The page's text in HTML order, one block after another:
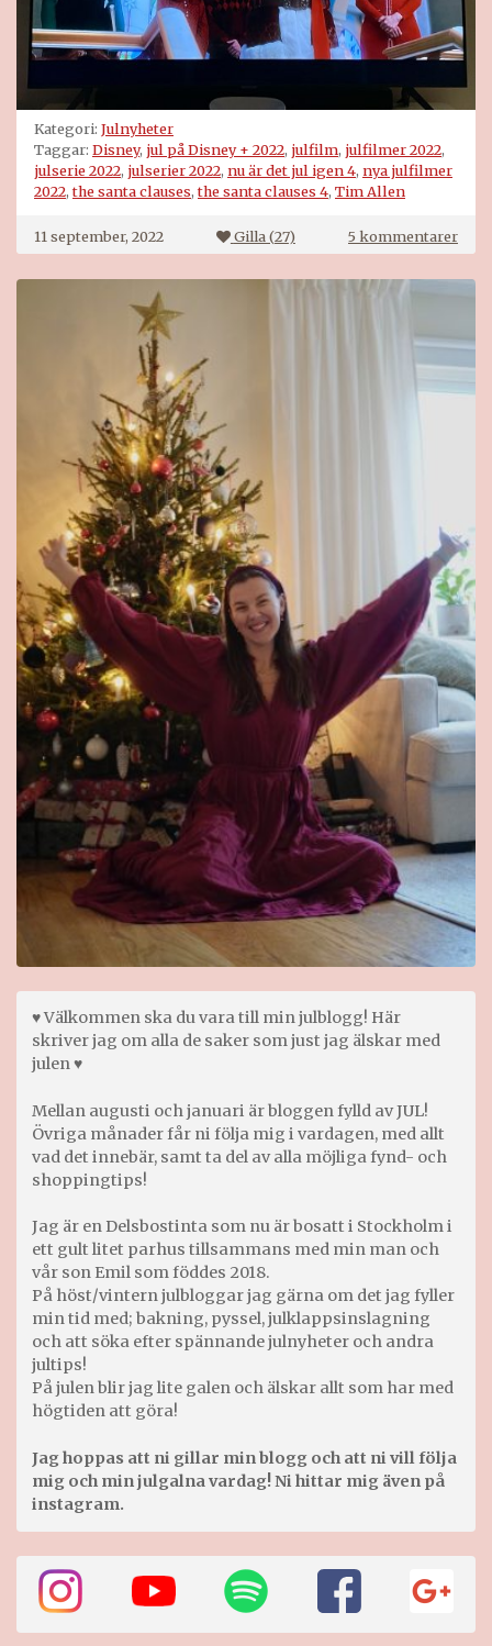
Kategori: Julnyheter
Taggar: Disney, jul på Disney + 2022, julfilm, julfilmer 2022,
julserie 2022, julserier 2022, nu är det jul igen 4, nya julfilmer
2022,the santa clauses,the santa clauses 4, Tim Allen
11 september, 2022 Gilla (27) 5 kommentarertill
The
♥ Välkommen ska du vara till min julblogg! Här
skriver jag om alla de saker som just jag älskar med
julen ♥
Mellan augusti och januari är bloggen fylld av JUL!
Övriga månader får ni följa mig i vardagen, med allt
vad det innebär, samt ta del av alla möjliga fynd- och
shoppingtips!
Jag är en Delsbostinta som nu är bosatt i Stockholm i
ett gult litet parhus tillsammans med min man och
vår son Emil som föddes 2018.
På höst/vintern julbloggar jag gärna om det jag fyller
min tid med; bakning, pyssel, julklappsinslagning
och att söka efter spännande julnyheter och andra
jultips!
På julen blir jag lite galen och älskar allt som har med
högtiden att göra!
Jag hoppas att ni gillar min blogg och att ni vill följa
mig och min julgalna vardag! Ni hittar mig även på
instagram.